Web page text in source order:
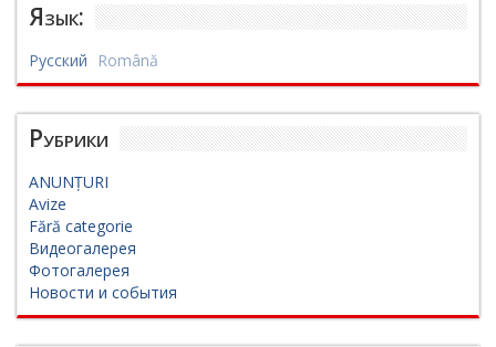
Язык:
Русский Română
Рубрики
ANUNȚURI
Avize
Fără categorie
Видеогалерея
Фотогалерея
Новости и события